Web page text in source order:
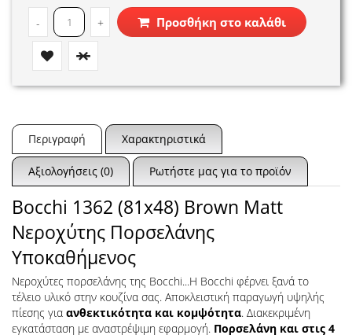
- + Προσθήκη στο καλάθι
Περιγραφή Χαρακτηριστικά
Αξιολογήσεις (0) Ρωτήστε μας για το προϊόν
Bocchi 1362 (81x48) Brown Matt
Νεροχύτης Πορσελάνης
Υποκαθήμενος
Νεροχύτες πορσελάνης της Bocchi...Η Bocchi φέρνει ξανά το
τέλειο υλικό στην κουζίνα σας. Αποκλειστική παραγωγή υψηλής
πίεσης για ανθεκτικότητα και κομψότητα. Διακεκριμένη
εγκατάσταση με αναστρέψιμη εφαρμογή. Πορσελάνη και στις 4